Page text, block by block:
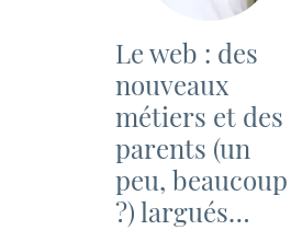
Le web : des
nouveaux
métiers et des
parents (un
peu, beaucoup
?) largués…